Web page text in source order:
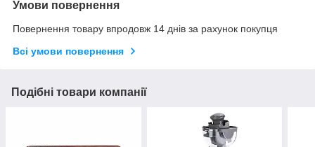
Умови повернення
Повернення товару впродовж 14 днів за рахунок покупця
Всі умови повернення
Подібні товари компанії